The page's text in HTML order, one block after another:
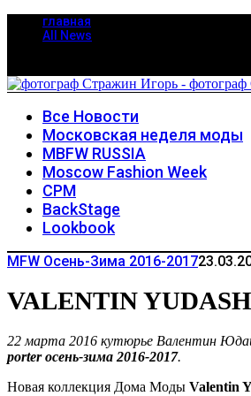
главная
All News
Все Новости
Московская неделя моды
MBFW RUSSIA
Moscow Fashion Week
CPM
BackStage
Lookbook
MFW Осень-Зима 2016-2017
VALENTIN
22 марта 2016 кутюрье Валентин
porter осень-зима 2016-2017.
Новая коллекция Дома Моды Valentin